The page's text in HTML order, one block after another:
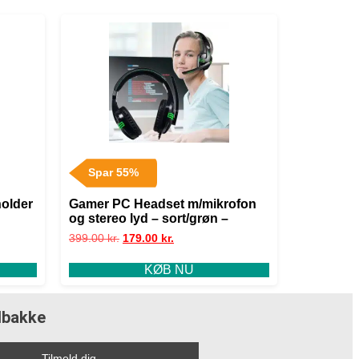
Spar 55%
Gamer PC Headset m/mikrofon
og stereo lyd – sort/grøn –
399.00kr. 179.00 kr.
KØB NU